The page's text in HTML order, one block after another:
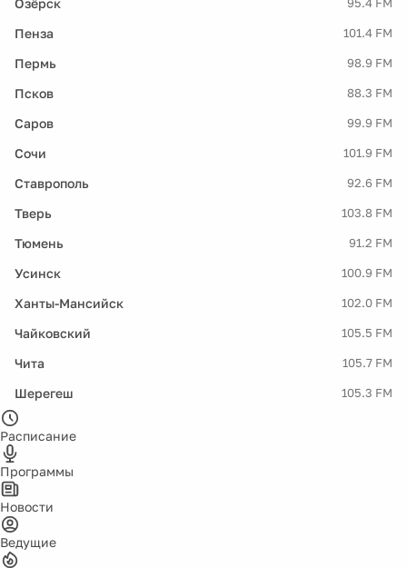
95.4 FM
Пенза 101.4 FM
Пермь 98.9 FM
Псков 88.3 FM
Саров 99.9 FM
Сочи 101.9 FM
Ставрополь 92.6 FM
Тверь 103.8 FM
Тюмень 91.2 FM
Усинск 100.9 FM
Ханты-Мансийск 102.0 FM
Чайковский 105.5 FM
Чита 105.7 FM
Шерегеш 105.3 FM
Расписание
Программы
Новости
Ведущие